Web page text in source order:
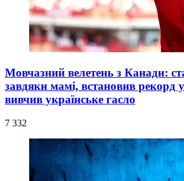
Мовчазний велетень з Канади:
завдяки мамі, встановив рекорд у
вивчив українське гасло
7 332